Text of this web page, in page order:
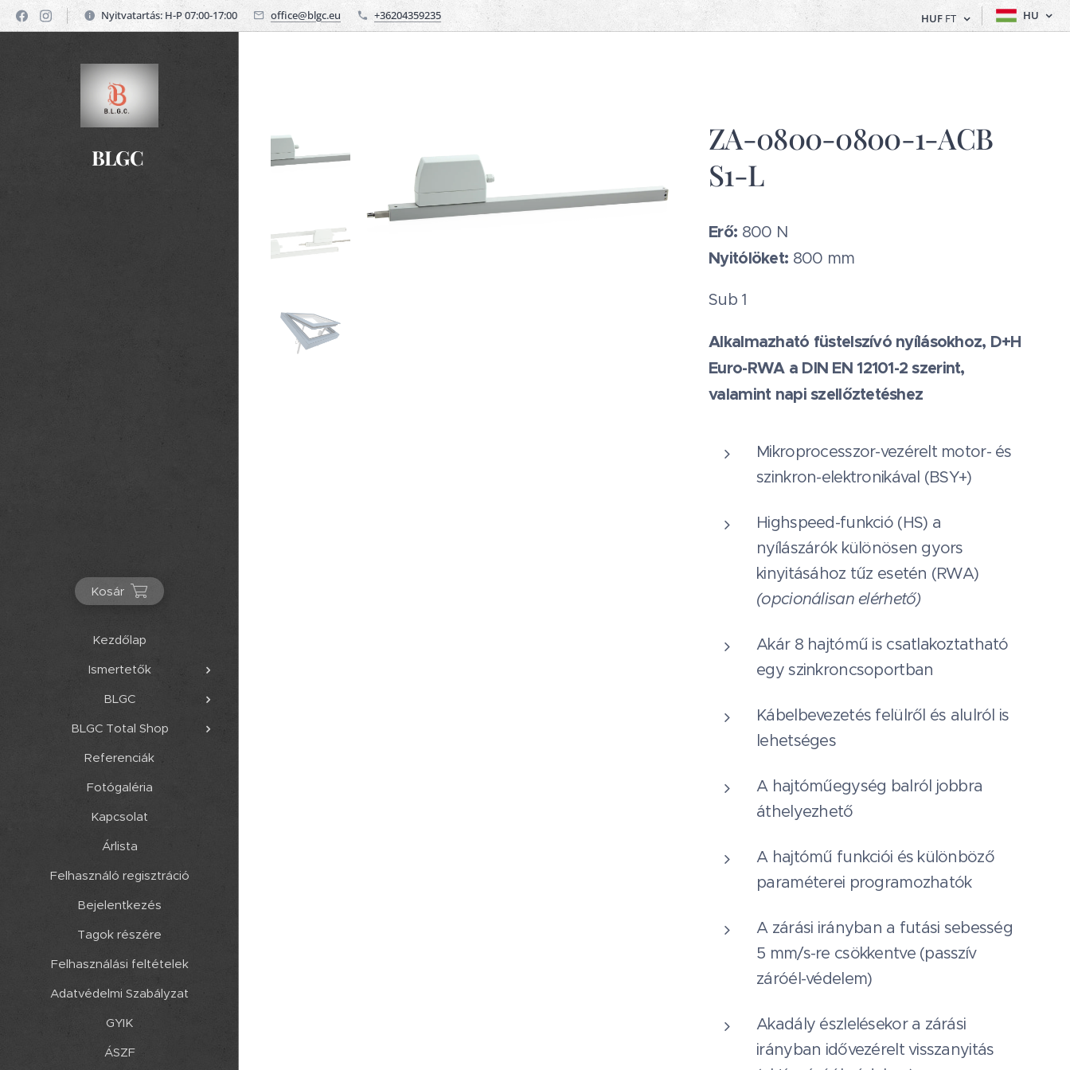
Nyitvatartás: H-P 07:00-17:00 office@blgc.eu +36204359235 HUFFT HU
BLGC
Kosár
Kezdőlap
Ismertetők
BLGC
BLGC Total Shop
Referenciák
Fotógaléria
Kapcsolat
Árlista
Felhasználó regisztráció
Bejelentkezés
Tagok részére
Felhasználási feltételek
Adatvédelmi Szabályzat
GYIK
ÁSZF
ZA-0800-0800-1-ACB
S1-L
Erő: 800 N
Nyitólöket: 800 mm
Sub 1
Alkalmazható füstelszívó nyílásokhoz, D+H
Euro-RWA a DIN EN 12101-2 szerint,
valamint napi szellőztetéshez
Mikroprocesszor-vezérelt motor- és
szinkron-elektronikával (BSY+)
Highspeed-funkció (HS) a
nyílászárók különösen gyors
kinyitásához tűz esetén (RWA)
(opcionálisan elérhető)
Akár 8 hajtómű is csatlakoztatható
egy szinkroncsoportban
Kábelbevezetés felülről és alulról is
lehetséges
A hajtóműegység balról jobbra
áthelyezhető
A hajtómű funkciói és különböző
paraméterei programozhatók
A zárási irányban a futási sebesség
5 mm/s-re csökkentve (passzív
záróél-védelem)
Akadály észlelésekor a zárási
irányban idővezérelt visszanyitás